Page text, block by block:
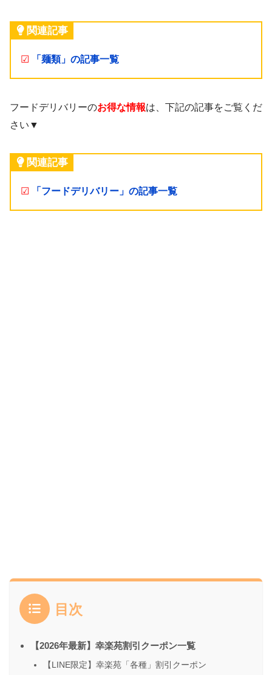
関連記事
☑ 「麺類」の記事一覧
フードデリバリーのお得な情報は、下記の記事をご覧くだ
さい▼
関連記事
☑ 「フードデリバリー」の記事一覧
目次
【2026年最新】幸楽苑割引クーポン一覧
【LINE限定】幸楽苑「各種」割引クーポン